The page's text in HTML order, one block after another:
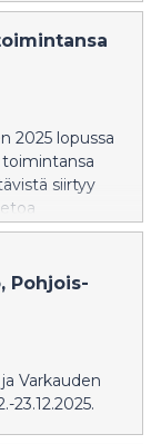
2025 lopussa
siirtyy
Pohjois-
Varkauden
23.12.2025.